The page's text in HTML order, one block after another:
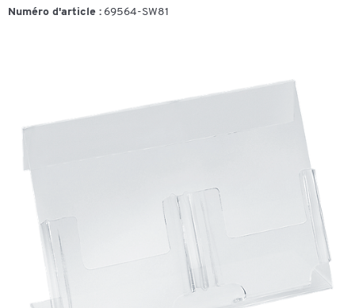
Numéro d'article : 69564-SW81